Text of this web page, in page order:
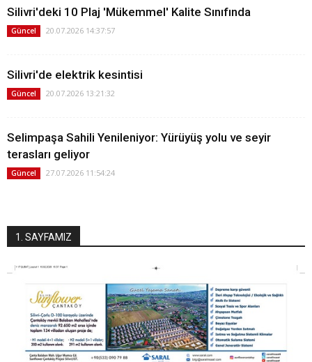
Silivri'deki 10 Plaj 'Mükemmel' Kalite Sınıfında
Güncel 20.07.2026 14:37:57
Silivri'de elektrik kesintisi
Güncel 20.07.2026 13:21:32
Selimpaşa Sahili Yenileniyor: Yürüyüş yolu ve seyir
terasları geliyor
Güncel 27.07.2026 11:54:24
1. SAYFAMIZ